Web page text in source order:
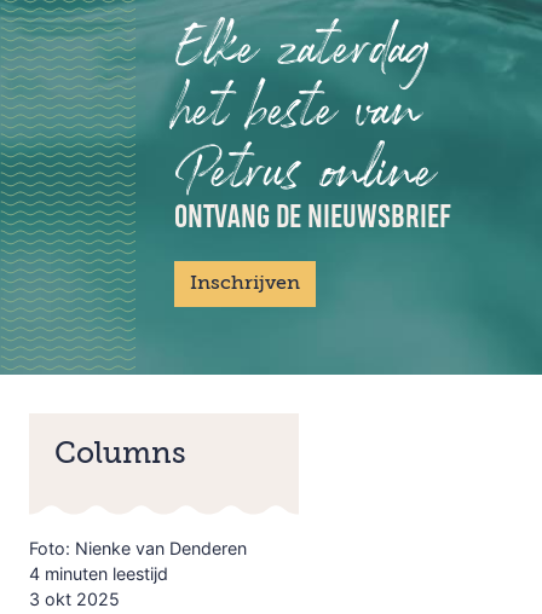
Elke zaterdag
het beste van
Petrus online
ONTVANG DE NIEUWSBRIEF
Inschrijven
Columns
Foto: Nienke van Denderen
4 minuten leestijd
3 okt 2025